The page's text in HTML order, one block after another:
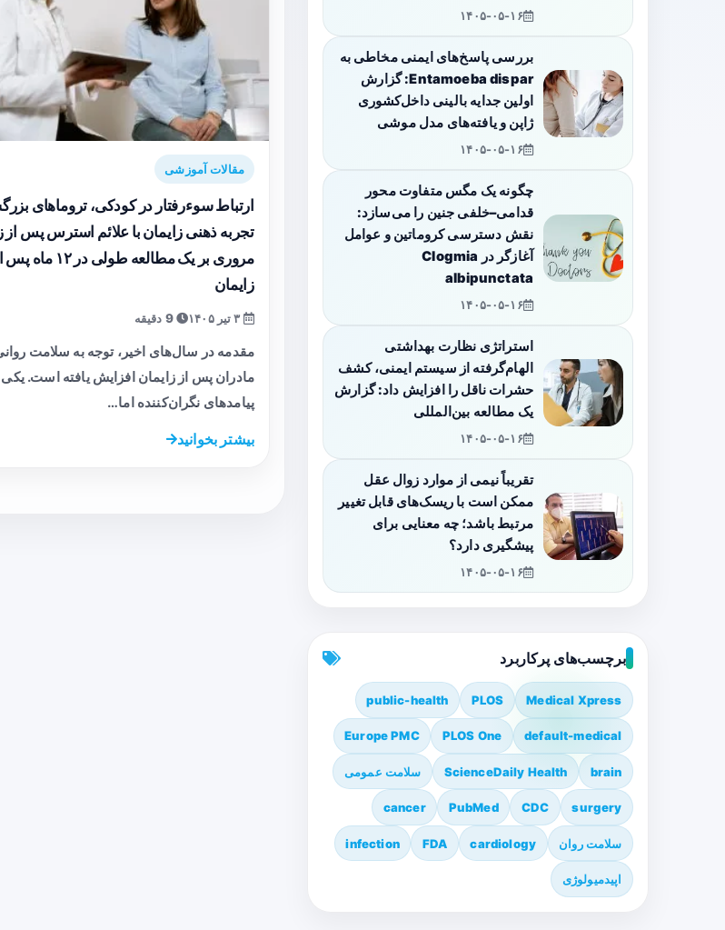
مقالات آموزشی
ارتباط سوءرفتار در کودکی، تروماهای
تجربه ذهنی زایمان با علائم استرس پس از
مروری بر یک مطالعه طولی در ۱۲ ماه
زایمان
9 دقیقه
مقدمه در سال‌های اخیر، توجه به سلامت
مادران پس از زایمان افزایش یافته است. یکی
پیامدهای نگران‌کننده اما…
بیشتر بخوانید
۱۴۰۵-۰۵-۱۶
بررسی پاسخ‌های ایمنی مخاطی به
Entamoeba dispar: گزارش
اولین جدایه بالینی داخل‌کشوری
ژاپن و یافته‌های مدل موشی
۱۴۰۵-۰۵-۱۶
چگونه یک مگس متفاوت محور
قدامی–خلفی جنین را می‌سازد:
نقش دسترسی کروماتین و عوامل
آغازگر در Clogmia
albipunctata
۱۴۰۵-۰۵-۱۶
استراتژی نظارت بهداشتی
الهام‌گرفته از سیستم ایمنی، کشف
حشرات ناقل را افزایش داد: گزارش
یک مطالعه بین‌المللی
۱۴۰۵-۰۵-۱۶
تقریباً نیمی از موارد زوال عقل
ممکن است با ریسک‌های قابل تغییر
مرتبط باشد؛ چه معنایی برای
پیشگیری دارد؟
۱۴۰۵-۰۵-۱۶
برچسب‌های پرکاربرد
Medical Xpress
PLOS
public-health
default-medical
PLOS One
Europe PMC
brain
ScienceDaily Health سلامت عمومی
surgery
CDC
PubMed
cancer
سلامت روان cardiology
FDA
infection
اپیدمیولوژی